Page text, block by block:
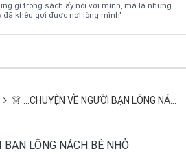
gì trong sách ấy nói với mình, mà là những
đã khêu gợi được nơi lòng mình"
👗 ...CHUYỆN VỀ NGƯỜI BẠN LÔNG NÁCH BÉ NHỎ
BẠN LÔNG NÁCH BÉ NHỎ